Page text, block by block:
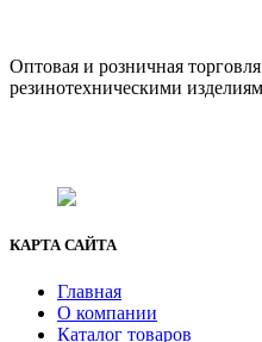
Оптовая и розничная
резинотехническими
КАРТА САЙТА
Главная
О компании
Каталог товаров